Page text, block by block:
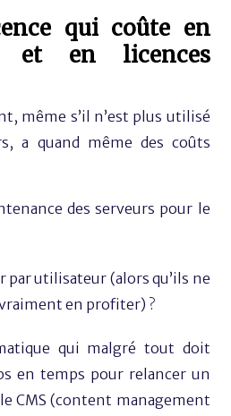
qui coûte en
et en licences
même s’il n’est plus utilisé
a quand même des coûts
des serveurs pour le
par utilisateur (alors qu’ils ne
en profiter) ?
qui malgré tout doit
en temps pour relancer un
CMS (content management